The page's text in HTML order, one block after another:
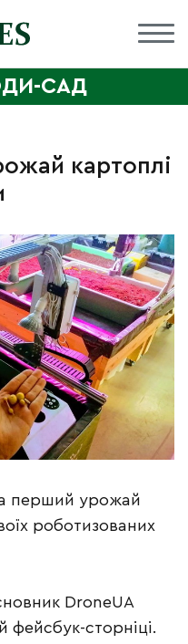
САД
картоплі
перший урожай
роботизованих
DroneUA
фейсбук-сторніці.